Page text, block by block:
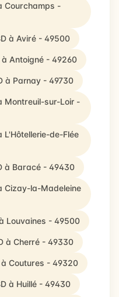
Courchamps -
à Aviré - 49500
Antoigné - 49260
à Parnay - 49730
Montreuil-sur-Loir -
L'Hôtellerie-de-Flée
à Baracé - 49430
Cizay-la-Madeleine
Louvaines - 49500
à Cherré - 49330
Coutures - 49320
à Huillé - 49430